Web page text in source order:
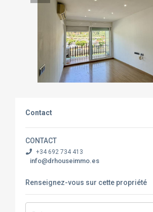
Contact
CONTACT
+34 692 734 413
info@drhouseimmo.es
Renseignez-vous sur cette propriété